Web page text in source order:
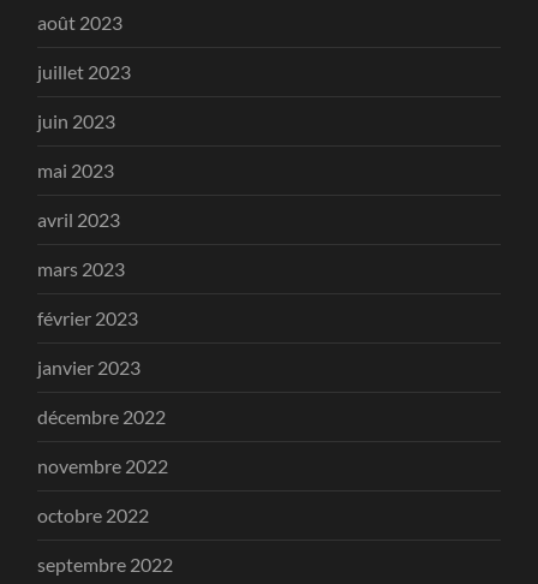
août 2023
juillet 2023
juin 2023
mai 2023
avril 2023
mars 2023
février 2023
janvier 2023
décembre 2022
novembre 2022
octobre 2022
septembre 2022